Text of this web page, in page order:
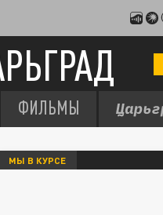
ФИЛЬМЫ
МЫ В КУРСЕ